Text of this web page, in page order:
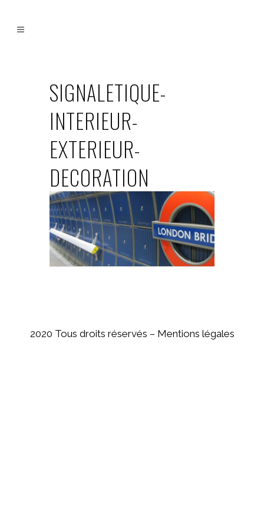
SIGNALETIQUE-
INTERIEUR-
EXTERIEUR-
DECORATION
2020 Tous droits réservés – Mentions légales